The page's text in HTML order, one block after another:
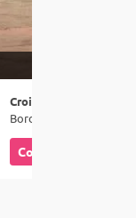
Croisières Burdigala
Bordeaux - Gironde (33)
Contacter